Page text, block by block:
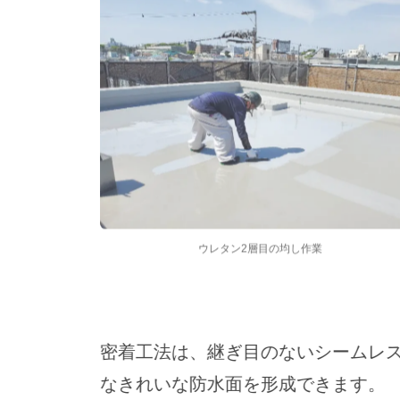
ウレタン2層目の均し作業
密着工法は、継ぎ目のないシームレ
なきれいな防水面を形成できます。